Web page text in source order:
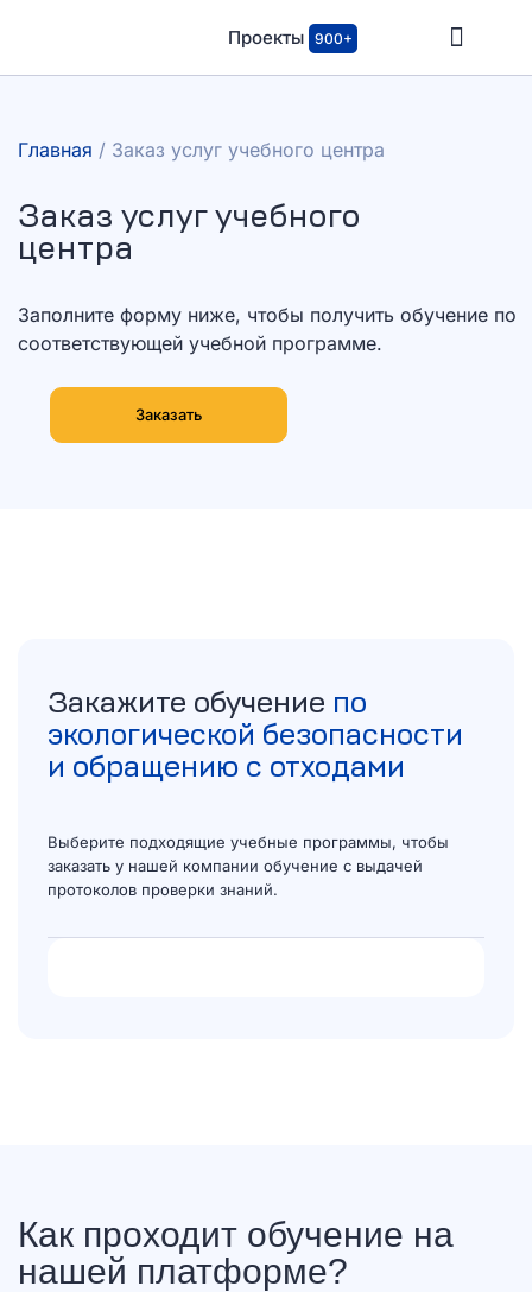
Проекты 900+
Главная / Заказ услуг учебного центра
Заказ услуг учебного
центра
Заполните форму ниже, чтобы получить обучение по
соответствующей учебной программе.
Заказать
Закажите обучение по
экологической безопасности
и обращению с отходами
Выберите подходящие учебные программы, чтобы
заказать у нашей компании обучение с выдачей
протоколов проверки знаний.
Как проходит обучение на
нашей платформе?